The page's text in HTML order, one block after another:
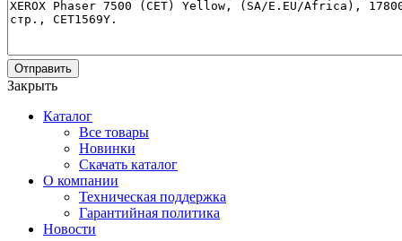
Отправить
Закрыть
Каталог
Все товары
Новинки
Скачать каталог
О компании
Техническая поддержка
Гарантийная политика
Новости